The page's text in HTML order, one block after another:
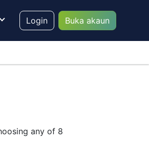
Login Buka akaun
any of 8